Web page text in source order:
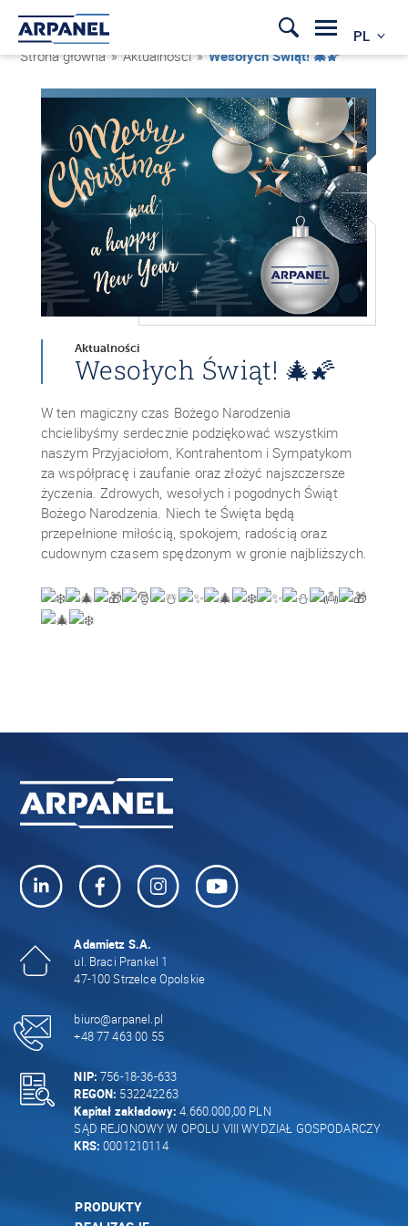
PL
Strona główna » Aktualności »Wesołych Świąt! 🎄🌠
Aktualności
Wesołych Świąt! 🎄🌠
W ten magiczny czas Bożego Narodzenia
chcielibyśmy serdecznie podziękować wszystkim
naszym Przyjaciołom, Kontrahentom i Sympatykom
za współpracę i zaufanie oraz złożyć najszczersze
życzenia. Zdrowych, wesołych i pogodnych Świąt
Bożego Narodzenia. Niech te Święta będą
przepełnione miłością, spokojem, radością oraz
cudownym czasem spędzonym w gronie najbliższych.
Adamietz S.A.
ul. Braci Prankel 1
47-100 Strzelce Opolskie
biuro@arpanel.pl
+48 77 463 00 55
NIP: 756-18-36-633
REGON: 532242263
Kapitał zakładowy: 4.660.000,00 PLN
SĄD REJONOWY W OPOLU VIII WYDZIAŁ GOSPODARCZY
KRS: 0001210114
PRODUKTY